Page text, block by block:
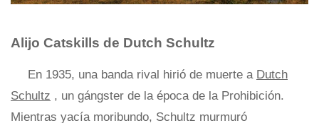
Alijo Catskills de Dutch Schultz
En 1935, una banda rival hirió de muerte a Dutch
Schultz , un gángster de la época de la Prohibición.
Mientras yacía moribundo, Schultz murmuró